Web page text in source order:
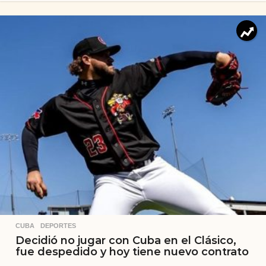
CUBA ,DEPORTES
Decidió no jugar con Cuba en el Clásico,
fue despedido y hoy tiene nuevo contrato